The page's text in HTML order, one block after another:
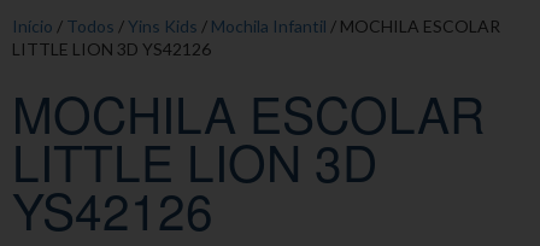
Início / Todos /Yins Kids / Mochila Infantil / MOCHILA ESCOLAR
LITTLE LION 3D YS42126
MOCHILA ESCOLAR
LITTLE LION 3D
YS42126